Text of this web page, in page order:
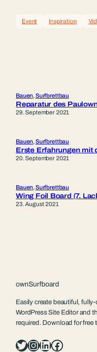
Event Inspiration
Bauen, Surfbrettbau
Reparatur des
29. September 2021
Bauen, Surfbrettbau
Erste Erfahrungen mit
20. September 2021
Bauen, Surfbrettbau
Wing Foil Board (7.
23. August 2021
ownSurfboard
Easily create beautiful,
WordPress Site Editor and
required. Download for free
Twitter InstagramLinkedIn Facebook